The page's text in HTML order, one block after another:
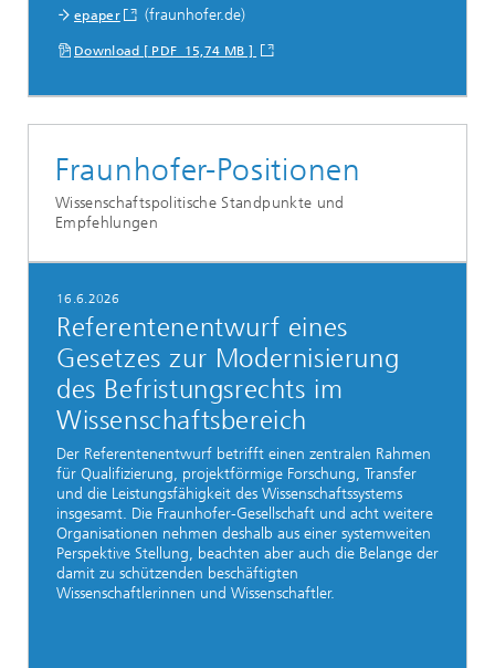
epaper (fraunhofer.de)
Download [ PDF 15,74 MB ]
Fraunhofer-Positionen
Wissenschaftspolitische Standpunkte und
Empfehlungen
16.6.2026
Referentenentwurf eines
Gesetzes zur Modernisierung
des Befristungsrechts im
Wissenschaftsbereich
Der Referentenentwurf betrifft einen zentralen Rahmen
für Qualifizierung, projektförmige Forschung, Transfer
und die Leistungsfähigkeit des Wissenschaftssystems
insgesamt. Die Fraunhofer-Gesellschaft und acht weitere
Organisationen nehmen deshalb aus einer systemweiten
Perspektive Stellung, beachten aber auch die Belange der
damit zu schützenden beschäftigten
Wissenschaftlerinnen und Wissenschaftler.